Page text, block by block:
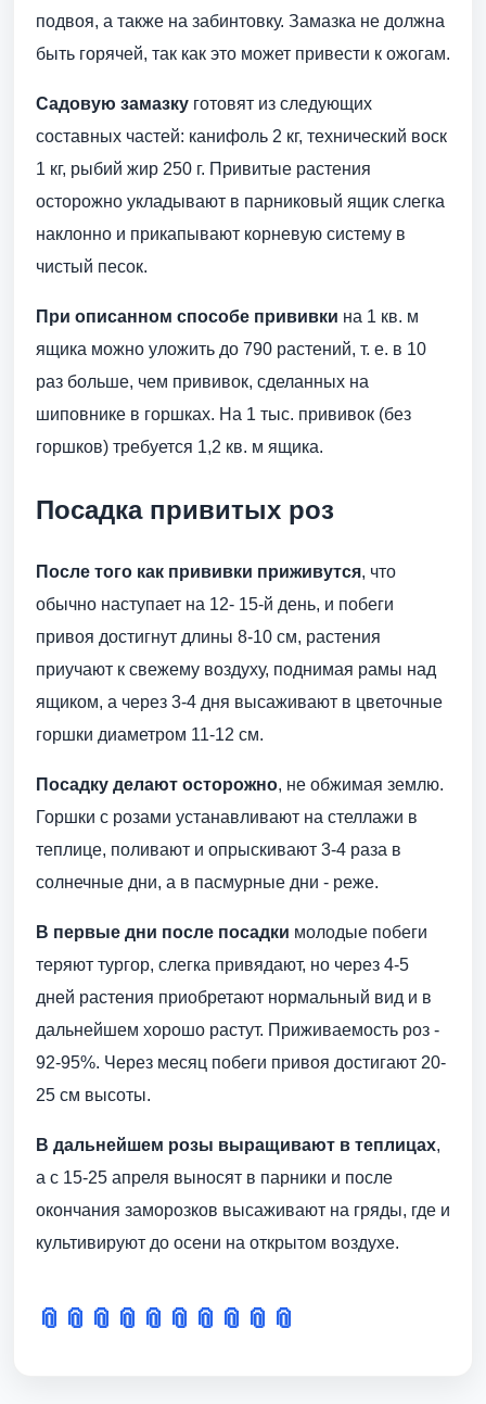
подвоя, а также на забинтовку. Замазка не должна
быть горячей, так как это может привести к ожогам.
Садовую замазку готовят из следующих
составных частей: канифоль 2 кг, технический воск
1 кг, рыбий жир 250 г. Привитые растения
осторожно укладывают в парниковый ящик слегка
наклонно и прикапывают корневую систему в
чистый песок.
При описанном способе прививки на 1 кв. м
ящика можно уложить до 790 растений, т. е. в 10
раз больше, чем прививок, сделанных на
шиповнике в горшках. На 1 тыс. прививок (без
горшков) требуется 1,2 кв. м ящика.
Посадка привитых роз
После того как прививки приживутся, что
обычно наступает на 12- 15-й день, и побеги
привоя достигнут длины 8-10 см, растения
приучают к свежему воздуху, поднимая рамы над
ящиком, а через 3-4 дня высаживают в цветочные
горшки диаметром 11-12 см.
Посадку делают осторожно, не обжимая землю.
Горшки с розами устанавливают на стеллажи в
теплице, поливают и опрыскивают 3-4 раза в
солнечные дни, а в пасмурные дни - реже.
В первые дни после посадки молодые побеги
теряют тургор, слегка привядают, но через 4-5
дней растения приобретают нормальный вид и в
дальнейшем хорошо растут. Приживаемость роз -
92-95%. Через месяц побеги привоя достигают 20-
25 см высоты.
В дальнейшем розы выращивают в теплицах,
а с 15-25 апреля выносят в парники и после
окончания заморозков высаживают на гряды, где и
культивируют до осени на открытом воздухе.
📎 📎 📎 📎 📎 📎 📎 📎 📎 📎